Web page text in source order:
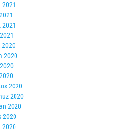
2021
2021
2020
2020
2020
2020
2020
2020
2020